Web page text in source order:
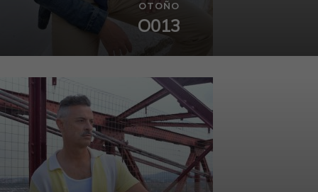
OTOÑO
O013